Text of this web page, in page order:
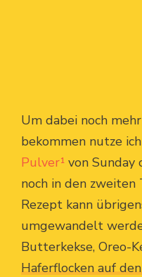
Um dabei noch
bekommen nutze
Pulver¹ von Sunday
noch in den zweiten
Rezept kann
umgewandelt
Butterkekse, Oreo-
Haferflocken auf